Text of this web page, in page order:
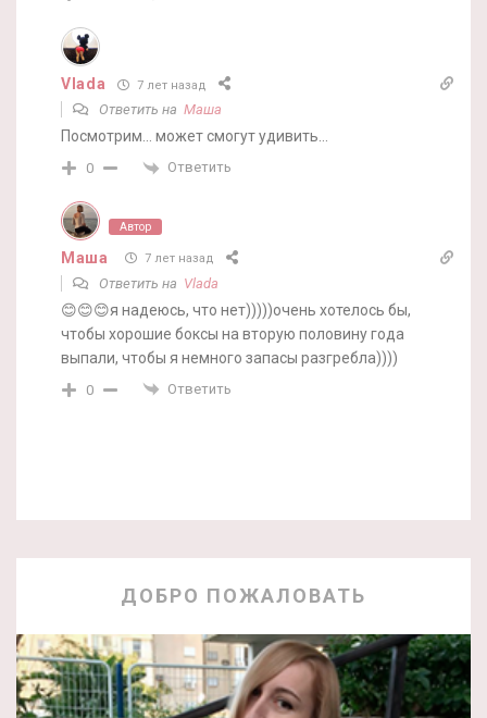
Vlada 7 лет назад
Ответить на Маша
Посмотрим… может смогут удивить…
0 Ответить
Автор
Маша 7 лет назад
Ответить на Vlada
😊😊😊я надеюсь, что нет)))))очень хотелось бы,
чтобы хорошие боксы на вторую половину года
выпали, чтобы я немного запасы разгребла))))
0 Ответить
ДОБРО ПОЖАЛОВАТЬ